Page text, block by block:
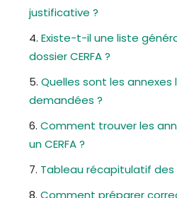
justificative ?
Existe-t-il une liste
dossier CERFA ?
Quelles sont les
demandées ?
Comment trouver les
un CERFA ?
Tableau récapitulatif des
Comment préparer